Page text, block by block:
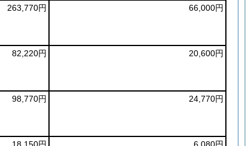
263,770円 66,000円
82,220円 20,600円
98,770円 24,770円